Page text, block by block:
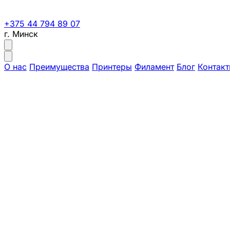
+375 44 794 89 07
г. Минск
О нас Преимущества Принтеры Филамент Блог